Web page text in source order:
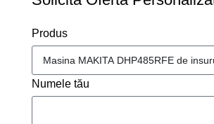
Produs
Numele tău